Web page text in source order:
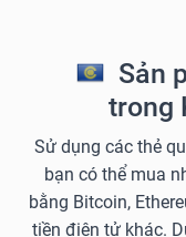
Sản
trong
Sử dụng các thẻ
bạn có thể mua
bằng Bitcoin,
tiền điện tử khác.